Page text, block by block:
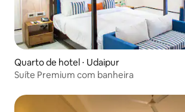
Quarto de hotel ⋅ Udaipur
Suíte Premium com banheira